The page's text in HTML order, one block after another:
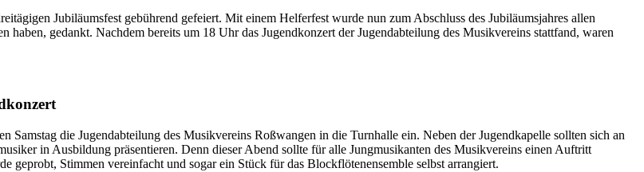
Jubiläumsfest gebührend gefeiert. Mit einem Helferfest wurde nun zum Abschluss des Jubiläumsjahres allen
gedankt. Nachdem bereits um 18 Uhr das Jugendkonzert der Jugendabteilung des Musikvereins stattfand, waren
die Jugendabteilung des Musikvereins Roßwangen in die Turnhalle ein. Neben der Jugendkapelle sollten sich an
in Ausbildung präsentieren. Denn dieser Abend sollte für alle Jungmusikanten des Musikvereins einen Auftritt
Stimmen vereinfacht und sogar ein Stück für das Blockflötenensemble selbst arrangiert.